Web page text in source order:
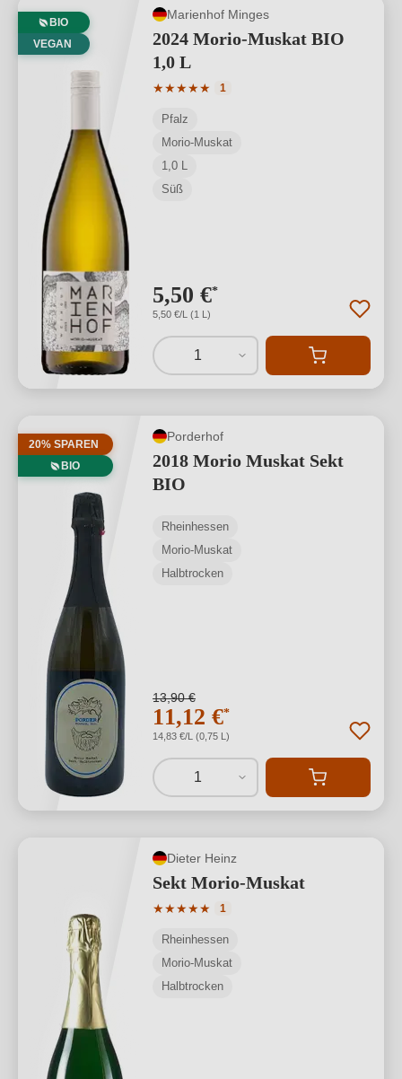
BIO
VEGAN
Marienhof Minges
2024 Morio-Muskat BIO
1,0 L
★★★★★
Durchschnittliche Bewertung von 5
1
Pfalz
Morio-Muskat
1,0 L
Süß
5,50 €*
5,50 €/L (1 L)
1
20% SPAREN
BIO
Porderhof
2018 Morio Muskat Sekt
BIO
Rheinhessen
Morio-Muskat
Halbtrocken
13,90 €
11,12 €*
14,83 €/L (0,75 L)
1
Dieter Heinz
Sekt Morio-Muskat
★★★★★
Durchschnittliche Bewertung von 5
1
Rheinhessen
Morio-Muskat
Halbtrocken